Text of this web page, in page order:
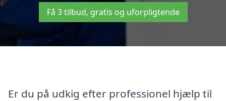
Få 3 tilbud, gratis og uforpligtende
Er du på udkig efter professionel hjælp til